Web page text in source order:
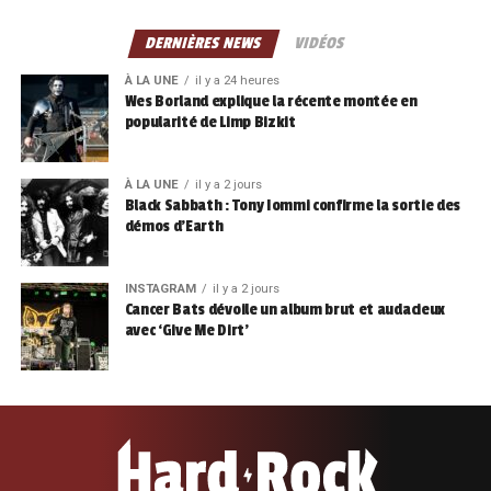
DERNIÈRES NEWS VIDÉOS
À LA UNE il y a 24 heures
Wes Borland explique la récente montée en
popularité de Limp Bizkit
À LA UNE il y a 2 jours
Black Sabbath : Tony Iommi confirme la sortie des
démos d’Earth
INSTAGRAM il y a 2 jours
Cancer Bats dévoile un album brut et audacieux
avec ‘Give Me Dirt’